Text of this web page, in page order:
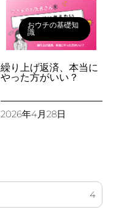
おウチの基礎知
識
繰り上げ返済、本当に
やった方がいい？
2026年4月28日
4